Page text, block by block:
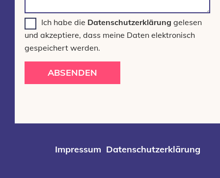
Ich habe die Datenschutzerklärung gelesen
und akzeptiere, dass meine Daten elektronisch
gespeichert werden.
ABSENDEN
Impressum Datenschutzerklärung